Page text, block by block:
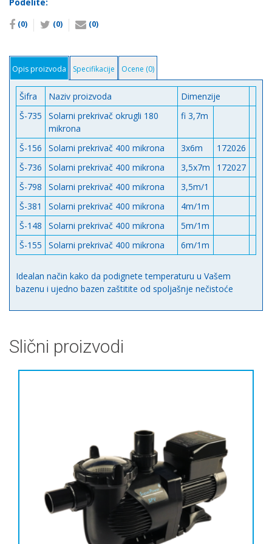
(0) (0) (0)
Opis proizvoda Specifikacije Ocene (0)
Šifra Naziv proizvoda
Dimenzije
Š-735
Solarni prekrivač okrugli 180
mikrona
fi 3,7m
Š-156 Solarni prekrivač 400 mikrona 3x6m
172026
Š-736
Solarni prekrivač 400 mikrona 3,5x7m
172027
Š-798
Solarni prekrivač 400 mikrona
3,5m/1
Š-381
Solarni prekrivač 400 mikrona
4m/1m
Š-148
Solarni prekrivač 400 mikrona
5m/1m
Š-155
Solarni prekrivač 400 mikrona 6m/1m
Idealan način kako da podignete temperaturu u Vašem
bazenu i ujedno bazen zaštitite od spoljašnje nečistoće
Slični proizvodi